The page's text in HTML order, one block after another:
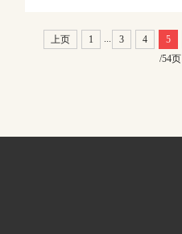
上页 1 ... 3 4 5
/54页